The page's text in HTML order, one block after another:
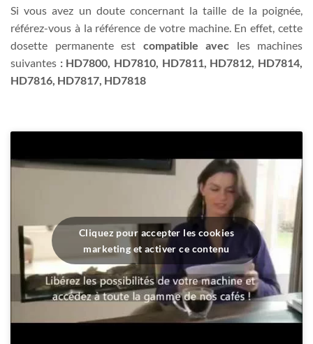
Si vous avez un doute concernant la taille de la poignée,
référez-vous à la référence de votre machine. En effet, cette
dosette permanente est compatible avec les machines
suivantes : HD7800, HD7810, HD7811, HD7812, HD7814,
HD7816, HD7817, HD7818
Cliquez pour accepter les cookies
marketing et activer ce contenu